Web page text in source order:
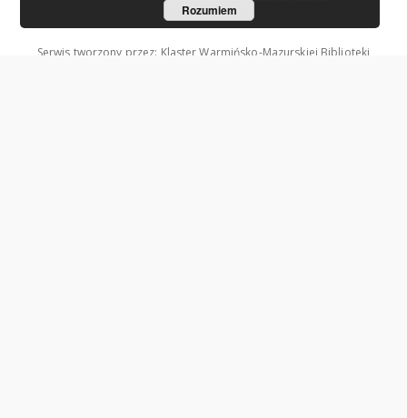
Serwis tworzony przez: Klaster Warmińsko-Mazurskiej Biblioteki
Rozumiem